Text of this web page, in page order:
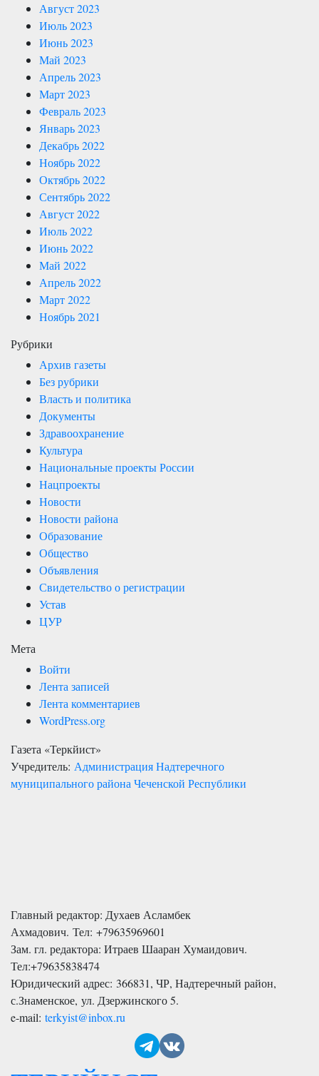
Август 2023
Июль 2023
Июнь 2023
Май 2023
Апрель 2023
Март 2023
Февраль 2023
Январь 2023
Декабрь 2022
Ноябрь 2022
Октябрь 2022
Сентябрь 2022
Август 2022
Июль 2022
Июнь 2022
Май 2022
Апрель 2022
Март 2022
Ноябрь 2021
Рубрики
Архив газеты
Без рубрики
Власть и политика
Документы
Здравоохранение
Культура
Национальные проекты России
Нацпроекты
Новости
Новости района
Образование
Общество
Объявления
Свидетельство о регистрации
Устав
ЦУР
Мета
Войти
Лента записей
Лента комментариев
WordPress.org
Газета «Теркйист»
Учредитель: Администрация Надтеречного
муниципального района Чеченской Республики
Главный редактор: Духаев Асламбек
Ахмадович. Тел: +79635969601
Зам. гл. редактора: Итраев Шааран Хумаидович.
Тел:+79635838474
Юридический адрес: 366831, ЧР, Надтеречный район,
с.Знаменское, ул. Дзержинского 5.
e-mail: terkyist@inbox.ru